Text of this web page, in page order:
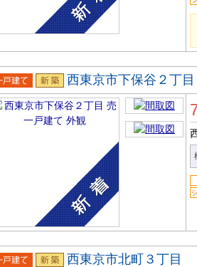
戸建 新築
西東京市下保谷２丁目
西東京市北町３丁目